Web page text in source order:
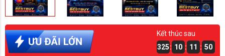
Kết thúc sau
325: 10 : 11 : 49